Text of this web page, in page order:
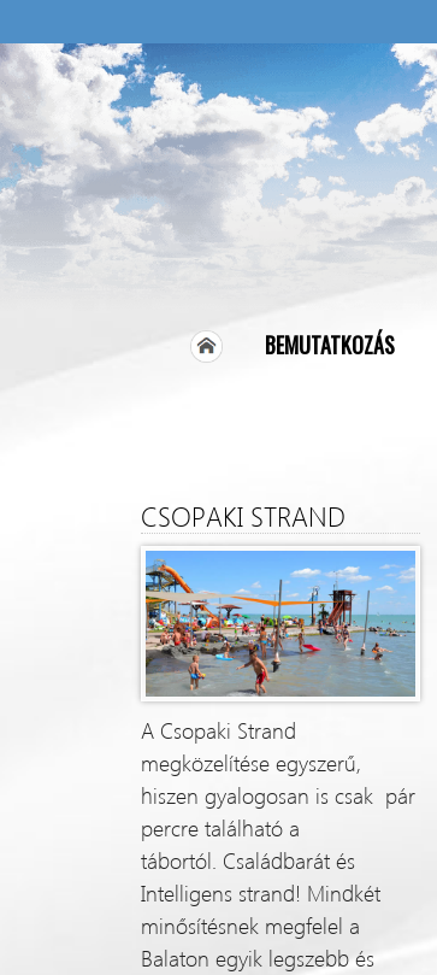
BEMUTATKOZÁS
CSOPAKI STRAND
A Csopaki Strand
megközelítése egyszerű,
hiszen gyalogosan is csak pár
percre található a
tábortól. Családbarát és
Intelligens strand! Mindkét
minősítésnek megfelel a
Balaton egyik legszebb és